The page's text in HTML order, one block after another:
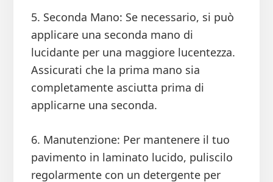
5. Seconda Mano: Se necessario, si può
applicare una seconda mano di
lucidante per una maggiore lucentezza.
Assicurati che la prima mano sia
completamente asciutta prima di
applicarne una seconda.
6. Manutenzione: Per mantenere il tuo
pavimento in laminato lucido, puliscilo
regolarmente con un detergente per